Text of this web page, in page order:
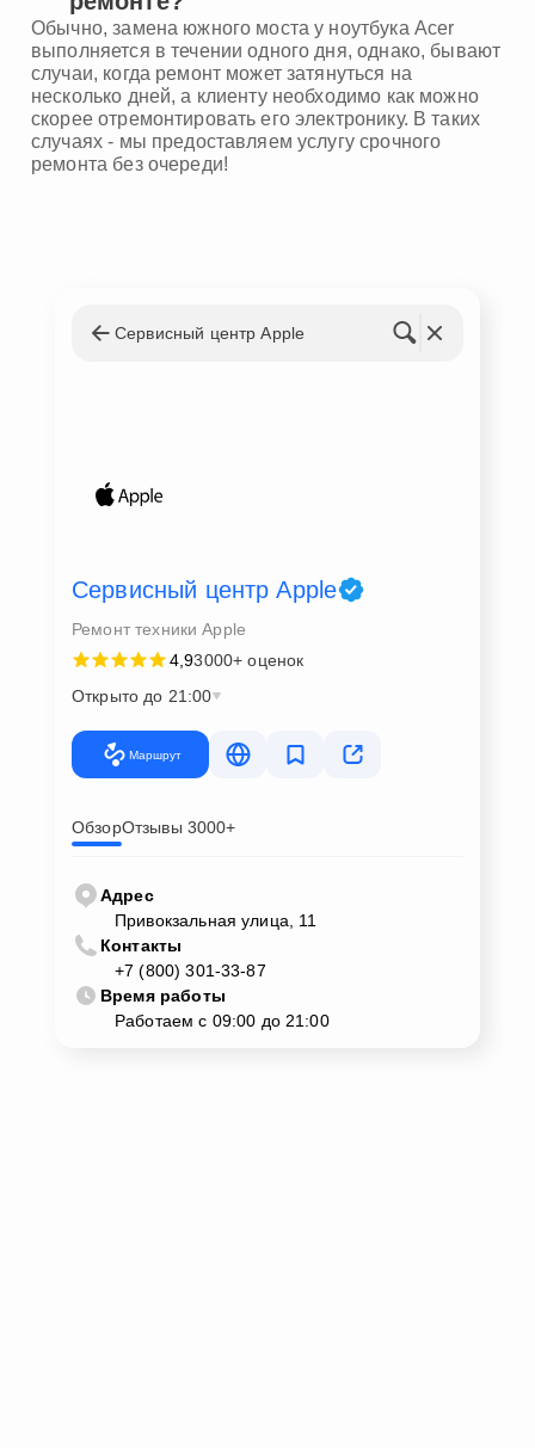
Обычно, замена южного моста у ноутбука Acer
выполняется в течении одного дня, однако, бывают
случаи, когда ремонт может затянуться на
несколько дней, а клиенту необходимо как можно
скорее отремонтировать его электронику. В таких
случаях - мы предоставляем услугу срочного
ремонта без очереди!
Сервисный центр Apple
Сервисный центр Apple
Ремонт техники Apple
4,93000+ оценок
Открыто до 21:00
Маршрут
ОбзорОтзывы 3000+
Адрес
Привокзальная улица, 11
Контакты
+7 (800) 301-33-87
Время работы
Работаем с 09:00 до 21:00